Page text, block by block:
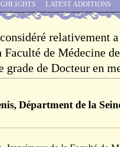
relativement
Faculté de Médecine
de Docteur en
Départment de la
LATEST ADDITIONS